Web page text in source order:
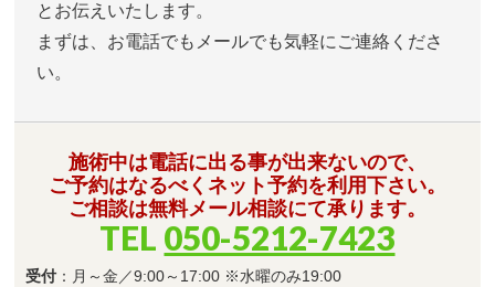
とお伝えいたします。
まずは、お電話でもメールでも気軽にご連絡くださ
い。
施術中は電話に出る事が出来ないので、
ご予約はなるべくネット予約を利用下さい。
ご相談は無料メール相談にて承ります。
TEL 050-5212-7423
受付 ：月～金／9:00～17:00 ※水曜のみ19:00